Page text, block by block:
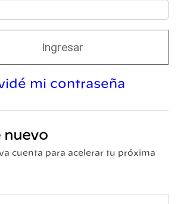
Ingresar
mi contraseña
nuevo
cuenta para acelerar tu próxima